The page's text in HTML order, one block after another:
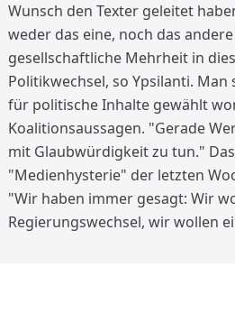
Wunsch den Texter geleitet
weder das eine, noch das
gesellschaftliche Mehrheit in
Politikwechsel, so Ypsilanti.
für politische Inhalte gewählt
Koalitionsaussagen. "Gerade
mit Glaubwürdigkeit zu tun."
"Medienhysterie" der letzten
"Wir haben immer gesagt: Wir
Regierungswechsel, wir wollen